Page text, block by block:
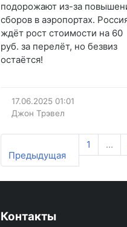
подорожают из-за
сборов в аэропортах.
ждёт рост стоимости на 60
руб. за перелёт, но безвиз
остаётся!
17.06.2025 01:01
Джон Трэвел
Предыдущая
1 ...
Контакты